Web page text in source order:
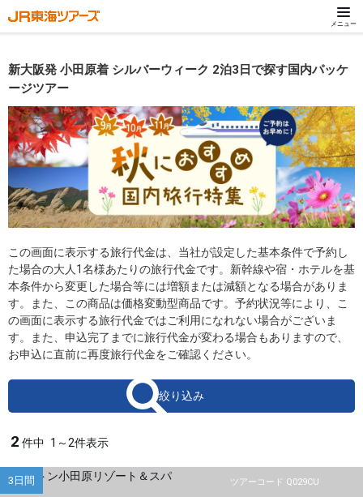
メニュー
新大阪発 小田原着 シルバーウィーク 2泊3日で探す国内パッケ
ージツアー
この画面に表示する旅行代金は、当社が設定した基本条件で予約し
た場合の大人1名様あたりの旅行代金です。新幹線や宿・ホテルを基
本条件から変更した場合等には増額または減額となる場合がありま
す。また、この商品は価格変動型商品です。予約状況等により、こ
の画面に表示する旅行代金ではご利用になれない場合がございま
す。また、申込完了までに旅行代金が変わる場合もありますので、
お申込に直前に再度旅行代金をご確認ください。
絞り込み
2 件中 1～2件表示
ツアーコード Q029CU
3日間